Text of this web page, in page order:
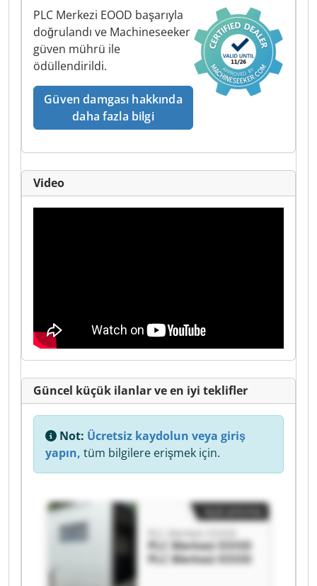
PLC Merkezi EOOD başarıyla
doğrulandı ve Machineseeker
güven mührü ile
ödüllendirildi.
Güven damgası hakkında
daha fazla bilgi
Video
Güncel küçük ilanlar ve en iyi teklifler
Not: Ücretsiz kaydolun veya giriş
yapın, tüm bilgilere erişmek için.
PLC Merkezi EOOD
PLC Merkezi EOOD
PLC Merkezi EOOD